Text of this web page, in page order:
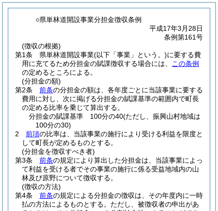
○県単林道開設事業分担金徴収条例
平成17年3月28日
条例第161号
(徴収の根拠)
第1条
県単林道開設事業(以下「事業」という。)に要する費
用に充てるため分担金の賦課徴収する場合には、
この条例
の定めるところによる。
(分担金の額)
第2条
前条の分担金の額は、各年度ごとに当該事業に要する
費用に対し、次に掲げる分担金の賦課基準の範囲内で町長
の定める比率を乗じて算出する。
分担金の賦課基準 100分の40(ただし、振興山村地域は
100分の30)
2
前項の比率は、当該事業の施行により受ける利益を限度と
して町長が定めるものとする。
(分担金を徴収すべき者)
第3条
前条の規定により算出した分担金は、当該事業によっ
て利益を受ける者でその事業の施行に係る受益地域内の山
林及び原野について徴収する。
(徴収の方法)
第4条
前条の規定による分担金の徴収は、その年度内に一時
払の方法によるものとする。 ただし、被徴収者の申出があ